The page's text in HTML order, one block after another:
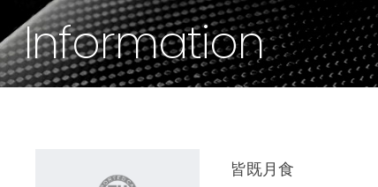
Information
皆既月食